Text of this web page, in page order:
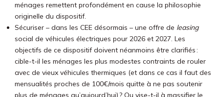
ménages remettent profondément en cause la philosophie
originelle du dispositif.
Sécuriser – dans les CEE désormais – une offre de leasing
social de véhicules électriques pour 2026 et 2027. Les
objectifs de ce dispositif doivent néanmoins être clarifiés :
cible-t-il les ménages les plus modestes contraints de rouler
avec de vieux véhicules thermiques (et dans ce cas il faut des
mensualités proches de 100€/mois quitte à ne pas soutenir
plus de ménages qu’aujourd’hui) ? Ou vise-t-il à massifier le